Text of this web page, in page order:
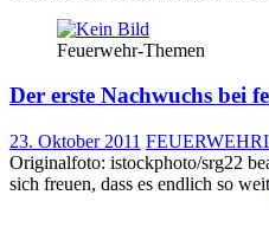
Feuerwehr-Themen
Der erste Nachwuchs bei
23. Oktober 2011
Originalfoto: istockphoto/srg22
sich freuen, dass es endlich so weit